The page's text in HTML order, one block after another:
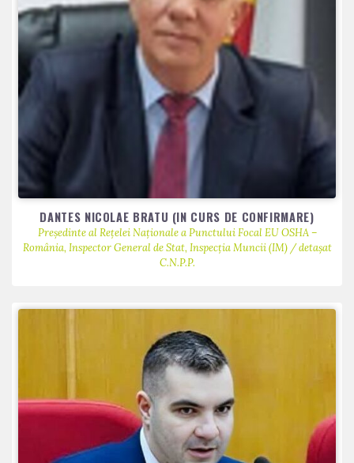
DANTES NICOLAE BRATU (IN CURS DE CONFIRMARE)
Președinte al Rețelei Naționale a Punctului Focal EU OSHA –
România, Inspector General de Stat, Inspecția Muncii (IM) / detașat
C.N.P.P.